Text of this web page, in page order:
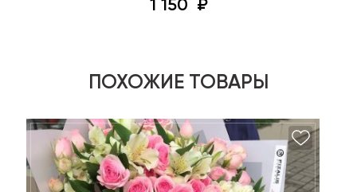
1 150
ПОХОЖИЕ ТОВАРЫ